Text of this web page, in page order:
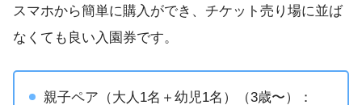
スマホから簡単に購入ができ、チケット売り場に並ば
なくても良い入園券です。
親子ペア（大人1名＋幼児1名）（3歳〜）：